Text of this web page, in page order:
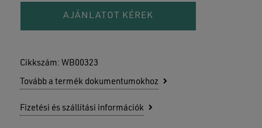
AJÁNLATOT KÉREK
Cikkszám: WB00323
Tovább a termék dokumentumokhoz
Fizetési és szállítási információk